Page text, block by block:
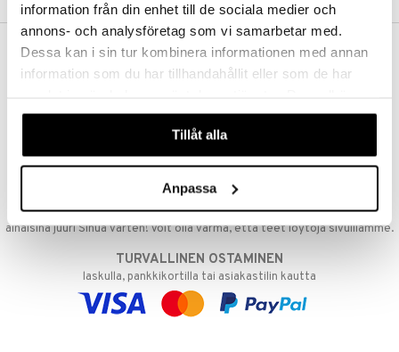
information från din enhet till de sociala medier och
annons- och analysföretag som vi samarbetar med.
Dessa kan i sin tur kombinera informationen med annan
information som du har tillhandahållit eller som de har
våra cookies vid fortsatt användande av vår webbplats.
Tillåt alla
Anpassa
ILMAINEN TOIMITUS YLI 50 €
NOPEAT TOIMITUKSET
päivänä
EDULLISET HINNAT
Ostamalla suuria eriä tuotteita varastoomme voimme pitää hinnat
alhaisina juuri Sinua varten! Voit olla varma, että teet löytöjä sivuillamme.
TURVALLINEN OSTAMINEN
laskulla, pankkikortilla tai asiakastilin kautta